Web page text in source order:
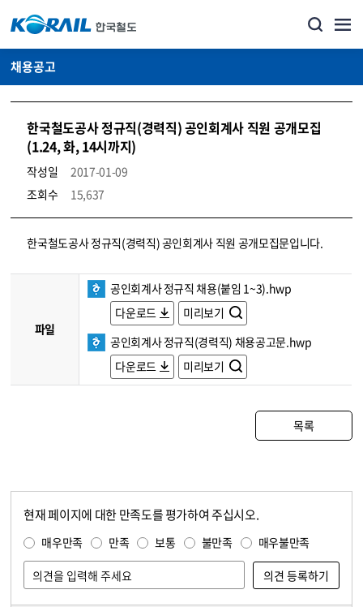
채용공고
한국철도공사 정규직(경력직) 공인회계사 직원 공개모집
(1.24, 화, 14시까지)
작성일
2017-01-09
조회수
15,637
코레일소개_경영공시_채용공고 상세보기 – 내용, 파일, 담당자 연락처로 구성
한국철도공사 정규직(경력직) 공인회계사 직원 공개모집문입니다.
파일
공인회계사 정규직 채용(붙임 1~3).hwp
다운로드
미리보기
공인회계사 정규직(경력직) 채용공고문.hwp
다운로드
미리보기
목록
현재 페이지에 대한 만족도를 평가하여 주십시오.
매우만족 만족 보통 불만족 매우불만족